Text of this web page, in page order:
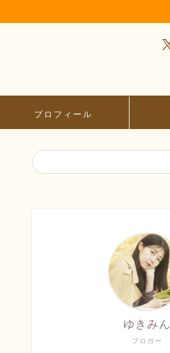
プロフィール
ブロガー
ゆきみん